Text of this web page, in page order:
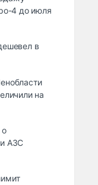
4 до июля
в
на
о
АЗС